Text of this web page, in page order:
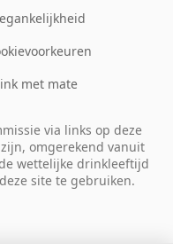
met mate
via links op deze
omgerekend vanuit
wettelijke drinkleeftijd
site te gebruiken.